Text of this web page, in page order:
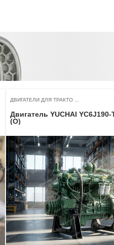
ДВИГАТЕЛИ ДЛЯ ТРАКТО ...
Двигатель YUCHAI YC6J190-
(O)